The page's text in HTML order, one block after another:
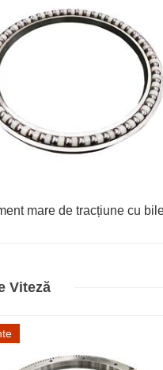
mare de tracțiune cu
Viteză